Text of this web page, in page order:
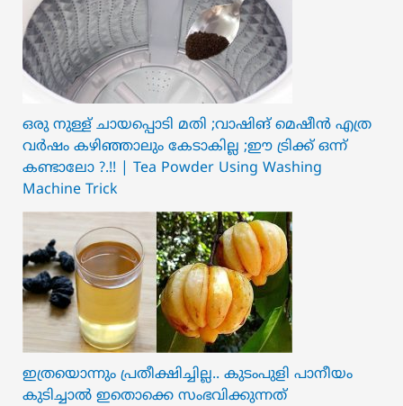
ഒരു നുള്ള് ചായപ്പൊടി മതി ;വാഷിങ് മെഷീൻ എത്ര
വർഷം കഴിഞ്ഞാലും കേടാകില്ല ;ഈ ട്രിക്ക് ഒന്ന്
കണ്ടാലോ ?.!! | Tea Powder Using Washing
Machine Trick
ഇത്രയൊന്നും പ്രതീക്ഷിച്ചില്ല.. ക‍ു‌ടംപുളി പാനീയം
കുടിച്ചാൽ ഇതൊക്കെ സംഭവിക്കുന്നത്